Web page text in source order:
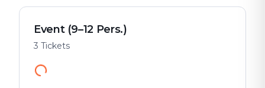
Event (9–12 Pers.)
3 Tickets